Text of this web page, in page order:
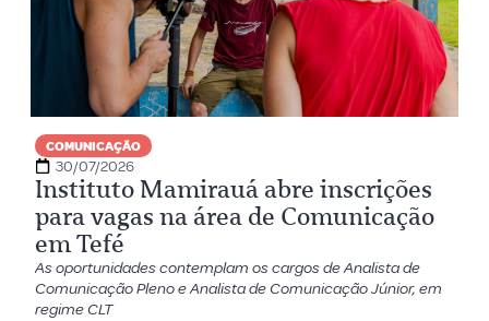
COMUNICAÇÃO
30/07/2026
Instituto Mamirauá abre inscrições
para vagas na área de Comunicação
em Tefé
As oportunidades contemplam os cargos de Analista de
Comunicação Pleno e Analista de Comunicação Júnior, em
regime CLT